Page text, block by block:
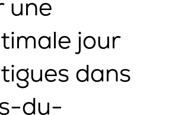
une
jour
dans
du-